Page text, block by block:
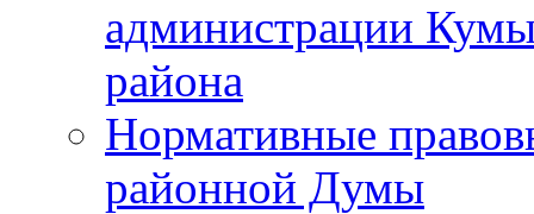
администрации
района
Нормативные
районной Думы